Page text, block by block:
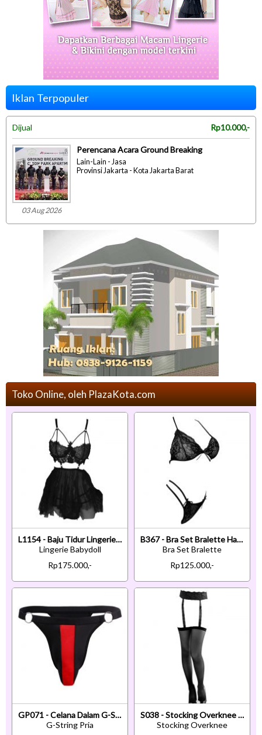
Iklan Terpopuler
Dijual Rp10.000,-
03 Aug 2026
Perencana Acara Ground Breaking
Lain-Lain - Jasa
Provinsi Jakarta - Kota Jakarta Barat
Toko Online, oleh PlazaKota.com
L1154 - Baju Tidur Lingerie Babydoll Mini Dress Hitam Transparan Pengait Belakang
Lingerie Babydoll
Rp175.000,-
B367 - Bra Set Bralette Halter Hitam Celana Dalam Panties Thong
Bra Set Bralette
Rp125.000,-
GP071 - Celana Dalam G-String Pria Hitam List Merah Transparan
G-String Pria
S038 - Stocking Overknee Hitam Transparan Garter Belt Renda
Stocking Overknee